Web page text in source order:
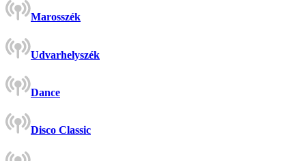
Marosszék
Udvarhelyszék
Dance
Disco Classic